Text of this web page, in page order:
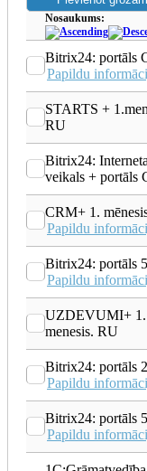
Nosaukums:
Bitrix24: portāls
Papildu
STARTS +
RU
Bitrix24:
veikals + portāls
CRM+ 1.
Papildu
Bitrix24: portāls
Papildu
UZDEVUMI+ 1.
menesis. RU
Bitrix24: portāls
Papildu
Bitrix24: portāls
Papildu